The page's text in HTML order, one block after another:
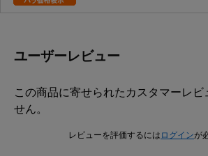
ユーザーレビュー
この商品に寄せられたカスタマーレビ
せん。
レビューを評価するには ログインが